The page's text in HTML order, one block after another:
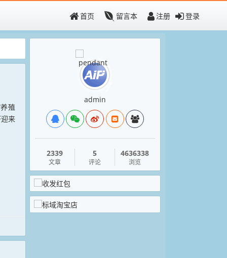
首页 留言本 注册 登录
殖
来
admin
2339
文章
5
评论
4636338
浏览